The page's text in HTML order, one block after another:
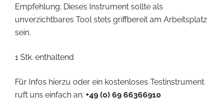
Empfehlung: Dieses Instrument sollte als
unverzichtbares Tool stets griffbereit am Arbeitsplatz
sein.
1 Stk. enthaltend
Für Infos hierzu oder ein kostenloses Testinstrument
ruft uns einfach an: +49 (0) 69 66366910